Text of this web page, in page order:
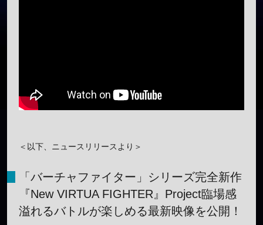
＜以下、ニュースリリースより＞
「バーチャファイター」シリーズ完全新作
『New VIRTUA FIGHTER』Project臨場感
溢れるバトルが楽しめる最新映像を公開！